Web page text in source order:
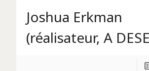
Joshua Erkman
(réalisateur, A